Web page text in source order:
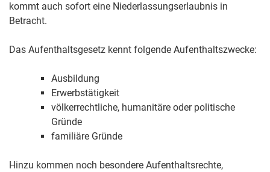
kommt auch sofort eine Niederlassungserlaubnis in
Betracht.
Das Aufenthaltsgesetz kennt folgende Aufenthaltszwecke:
Ausbildung
Erwerbstätigkeit
völkerrechtliche, humanitäre oder politische
Gründe
familiäre Gründe
Hinzu kommen noch besondere Aufenthaltsrechte,